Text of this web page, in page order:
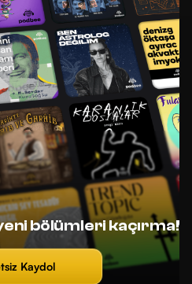
bölümleri kaçırma!
Kaydol